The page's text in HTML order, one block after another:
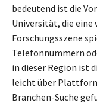
bedeutend ist die
Universität, die eine
Forschungsszene
Telefonnummern
in dieser Region ist
leicht über
Branchen-Suche